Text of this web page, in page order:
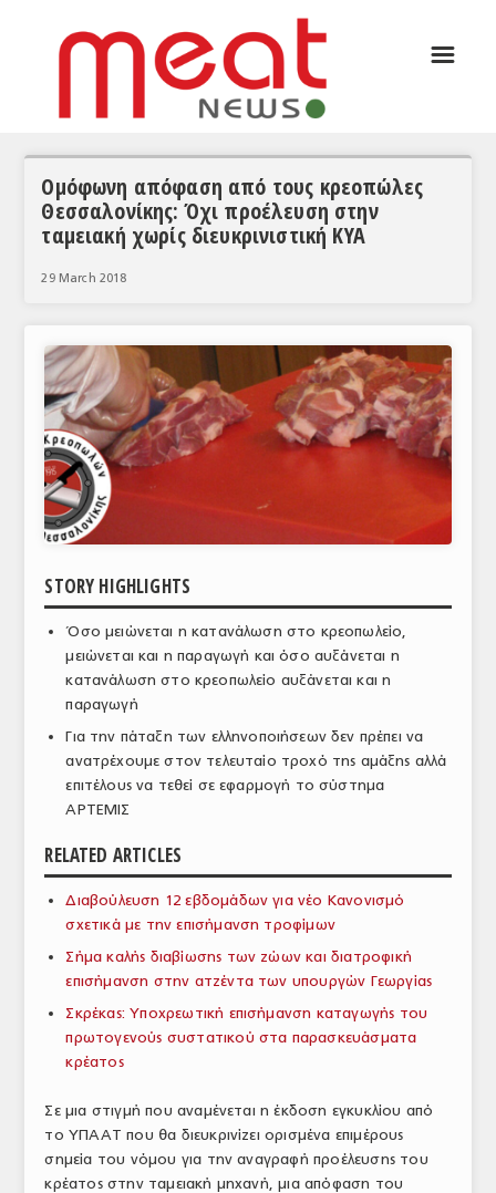
ΣΥΝΕΝΤΕΥΞΕΙΣ
ΚΟΣΜΟΣ
ΕΙΔΗΣΕΙΣ
ΕΥΡΩΠΑΪΚΕΣ ΑΠΟΦΑΣΕΙΣ
ΘΕΜΑΤΑ
ΑΝΑΛΥΣΕΙΣ
ΣΦΑΓΕΙΑ
ΠΡΩΤΕΣ ΥΛΕΣ
ΥΠΗΡΕΣΙΕΣ
ΝΟΜΟΘΕΣΙΑ
ΕΛΛΗΝΙΚΗ ΝΟΜΟΘΕΣΙΑ
ΕΥΡΩΠΑΪΚΗ ΝΟΜΟΘΕΣΙΑ
ΤΟ ΠΕΡΙΟΔΙΚΟ
Profile
ΑΡΧΕΙΟ ΤΕΥΧΩΝ
☰
Ομόφωνη απόφαση από τους κρεοπώλες
Θεσσαλονίκης: Όχι προέλευση στην
ταμειακή χωρίς διευκρινιστική ΚΥΑ
29 March 2018
STORY HIGHLIGHTS
Όσο μειώνεται η κατανάλωση στο κρεοπωλείο,
μειώνεται και η παραγωγή και όσο αυξάνεται η
κατανάλωση στο κρεοπωλείο αυξάνεται και η
παραγωγή
Για την πάταξη των ελληνοποιήσεων δεν πρέπει να
ανατρέχουμε στον τελευταίο τροχό της αμάξης αλλά
επιτέλους να τεθεί σε εφαρμογή το σύστημα
ΑΡΤΕΜΙΣ
RELATED ARTICLES
Διαβούλευση 12 εβδομάδων για νέο Κανονισμό
σχετικά με την επισήμανση τροφίμων
Σήμα καλής διαβίωσης των ζώων και διατροφική
επισήμανση στην ατζέντα των υπουργών Γεωργίας
Σκρέκας: Υποχρεωτική επισήμανση καταγωγής του
πρωτογενούς συστατικού στα παρασκευάσματα
κρέατος
Σε μια στιγμή που αναμένεται η έκδοση εγκυκλίου από
το ΥΠΑΑΤ που θα διευκρινίζει ορισμένα επιμέρους
σημεία του νόμου για την αναγραφή προέλευσης του
κρέατος στην ταμειακή μηχανή, μια απόφαση του